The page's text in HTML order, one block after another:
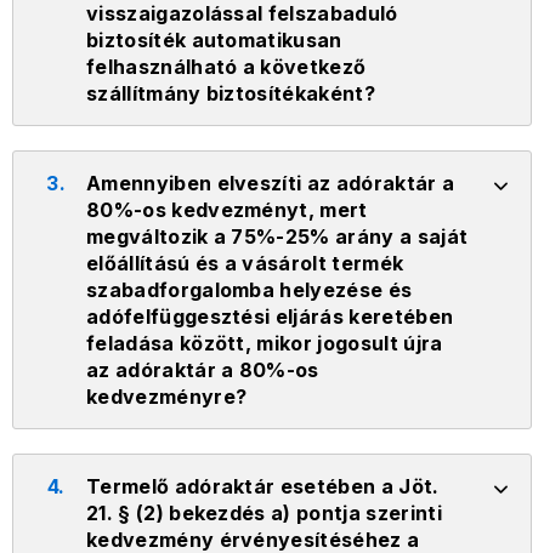
visszaigazolással felszabaduló
biztosíték automatikusan
felhasználható a következő
szállítmány biztosítékaként?
3.
Amennyiben elveszíti az adóraktár a
80%-os kedvezményt, mert
megváltozik a 75%-25% arány a saját
előállítású és a vásárolt termék
szabadforgalomba helyezése és
adófelfüggesztési eljárás keretében
feladása között, mikor jogosult újra
az adóraktár a 80%-os
kedvezményre?
4.
Termelő adóraktár esetében a Jöt.
21. § (2) bekezdés a) pontja szerinti
kedvezmény érvényesítéséhez a